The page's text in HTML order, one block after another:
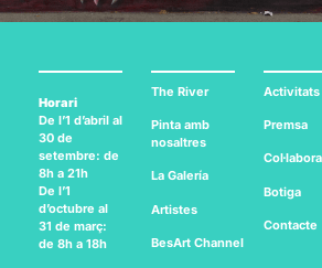
Horari
De l’1 d’abril al
30 de
setembre: de
8h a 21h
De l’1
d’octubre al
31 de març:
de 8h a 18h
The River
Pinta amb
nosaltres
La Galería
Artistes
BesArt Channel
Activitats
Premsa
Botiga
Contacte